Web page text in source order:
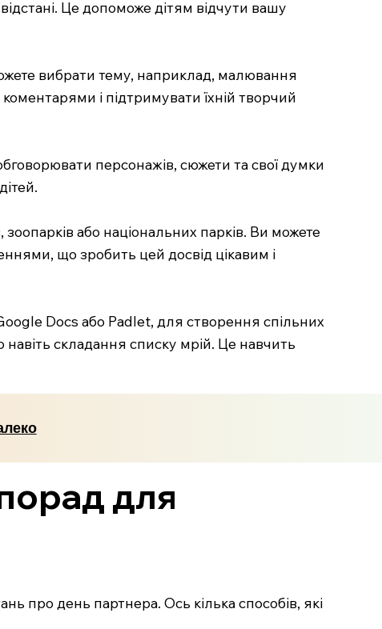
Це допоможе дітям відчути вашу
вибрати тему, наприклад, малювання
і підтримувати їхній творчий
персонажів, сюжети та свої думки
або національних парків. Ви можете
що зробить цей досвід цікавим і
Docs або Padlet, для створення спільних
навіть складання списку мрій. Це навчить
для
про день партнера. Ось кілька способів, які